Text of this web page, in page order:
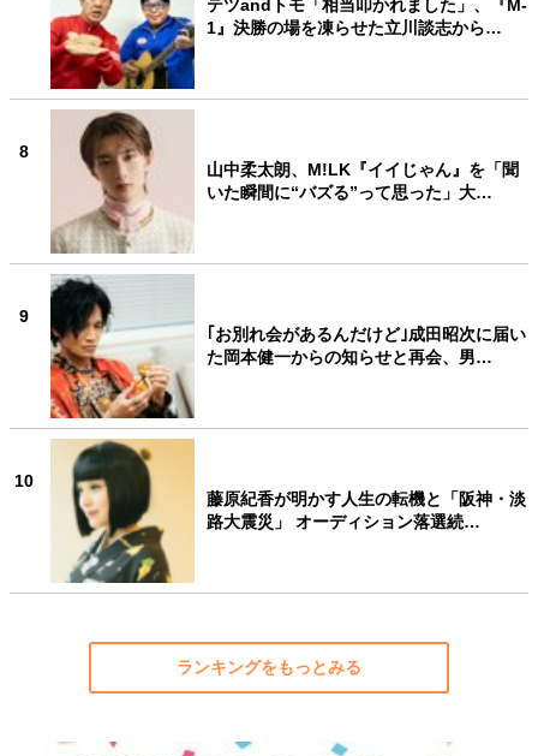
テツandトモ「相当叩かれました」、『M-
1』決勝の場を凍らせた立川談志から…
8
山中柔太朗、M!LK『イイじゃん』を「聞
いた瞬間に“バズる”って思った」大…
9
｢お別れ会があるんだけど｣成田昭次に届い
た岡本健一からの知らせと再会、男…
10
藤原紀香が明かす人生の転機と「阪神・淡
路大震災」 オーディション落選続…
ランキングをもっとみる